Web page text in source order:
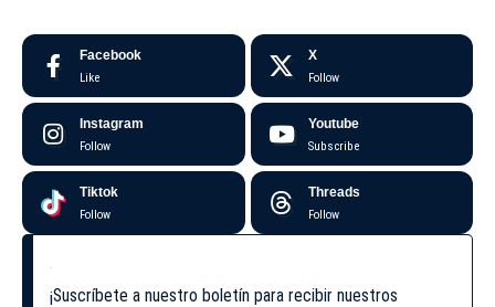
Facebook
Like
X
Follow
Instagram
Follow
Youtube
Subscribe
Tiktok
Follow
Threads
Follow
¡Suscríbete a nuestro boletín para recibir nuestros